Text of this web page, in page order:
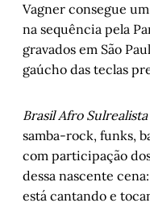
Vagner consegue
na sequência pela
gravados em São
gaúcho das teclas
Brasil Afro Sulrealista
samba-rock, funks,
com participação
dessa nascente
está cantando e